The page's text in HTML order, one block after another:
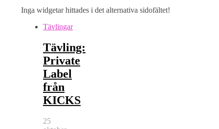
Inga widgetar hittades i det alternativa sidofältet!
Tävlingar
Tävling:
Private
Label
från
KICKS
25